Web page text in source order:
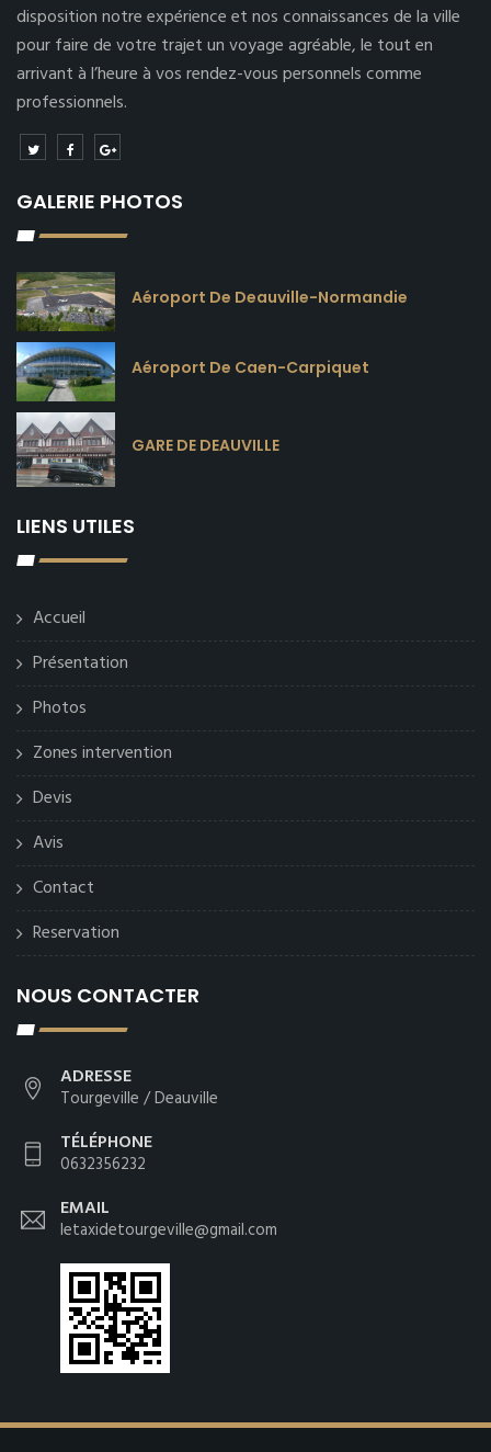
disposition notre expérience et nos connaissances de la ville
pour faire de votre trajet un voyage agréable, le tout en
arrivant à l’heure à vos rendez-vous personnels comme
professionnels.
GALERIE PHOTOS
Aéroport De Deauville-Normandie
Aéroport De Caen-Carpiquet
GARE DE DEAUVILLE
LIENS UTILES
Accueil
Présentation
Photos
Zones intervention
Devis
Avis
Contact
Reservation
NOUS CONTACTER
ADRESSE
Tourgeville / Deauville
TÉLÉPHONE
0632356232
EMAIL
letaxidetourgeville@gmail.com